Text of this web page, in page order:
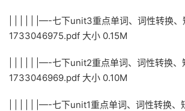
| | | | | |—-七下unit3重点单词、词性转换、
1733046975.pdf 大小 0.15M
| | | | | |—-七下unit2重点单词、词性转换、
1733046969.pdf 大小 0.10M
| | | | | |—-七下unit1重点单词、词性转换、